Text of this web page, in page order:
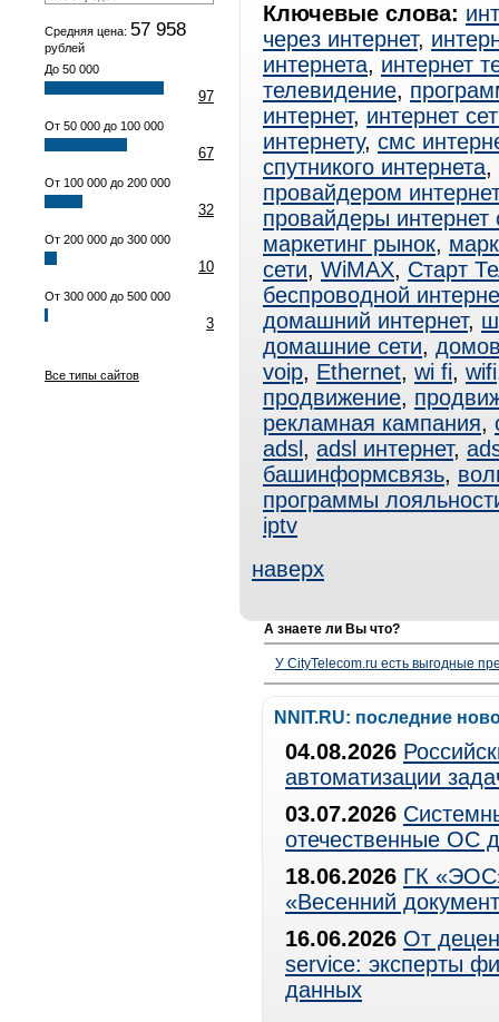
Средняя цена: 57 958
рублей
До 50 000
97
От 50 000 до 100 000
67
От 100 000 до 200 000
32
От 200 000 до 300 000
10
От 300 000 до 500 000
3
Все типы сайтов
Ключевые слова:
через интернет,
интернета, интернет
телевидение,
интернет, интернет
интернету, смс
спутникого интернета,
провайдером
провайдеры интернет
маркетинг рынок,
сети, WiMAX, Старт
беспроводной
домашний интернет,
домашние сети,
voip, Ethernet, wi fi, wifi
продвижение,
рекламная кампания,
adsl , adsl интернет,
башинформсвязь,
программы
iptv
наверх
А знаете ли Вы что?
У CityTelecom.ru есть выгодные
NNIT.RU: последние
04.08.2026
автоматизации
03.07.2026
отечественные ОС
18.06.2026 ГК
«Весенний
16.06.2026 От
service: эксперты
данных